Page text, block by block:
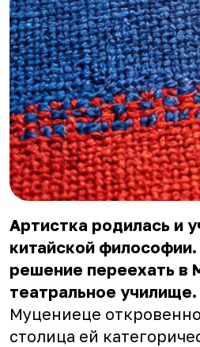
Артистка родилась и
китайской
решение переехать в
театральное училище.
Муцениеце
столица ей